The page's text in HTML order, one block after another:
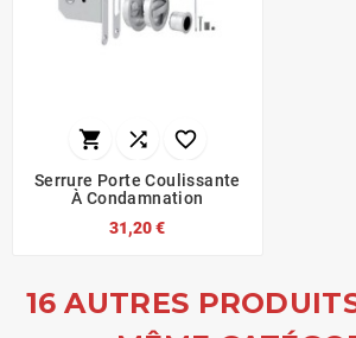
  
Serrure Porte Coulissante
À Condamnation
31,20 €
16 AUTRES